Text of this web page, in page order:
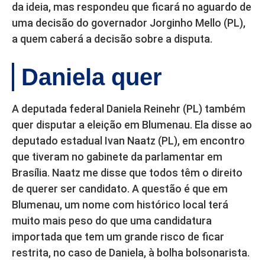
da ideia, mas respondeu que ficará no aguardo de
uma decisão do governador Jorginho Mello (PL),
a quem caberá a decisão sobre a disputa.
Daniela quer
A deputada federal Daniela Reinehr (PL) também
quer disputar a eleição em Blumenau. Ela disse ao
deputado estadual Ivan Naatz (PL), em encontro
que tiveram no gabinete da parlamentar em
Brasília. Naatz me disse que todos têm o direito
de querer ser candidato. A questão é que em
Blumenau, um nome com histórico local terá
muito mais peso do que uma candidatura
importada que tem um grande risco de ficar
restrita, no caso de Daniela, à bolha bolsonarista.